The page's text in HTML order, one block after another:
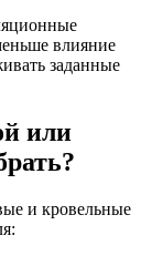
влияние
заданные
или
и кровельные